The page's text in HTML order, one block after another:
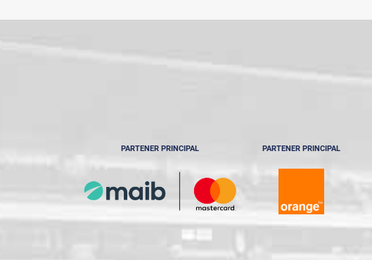
PARTENER PRINCIPAL PARTENER PRINCIPAL